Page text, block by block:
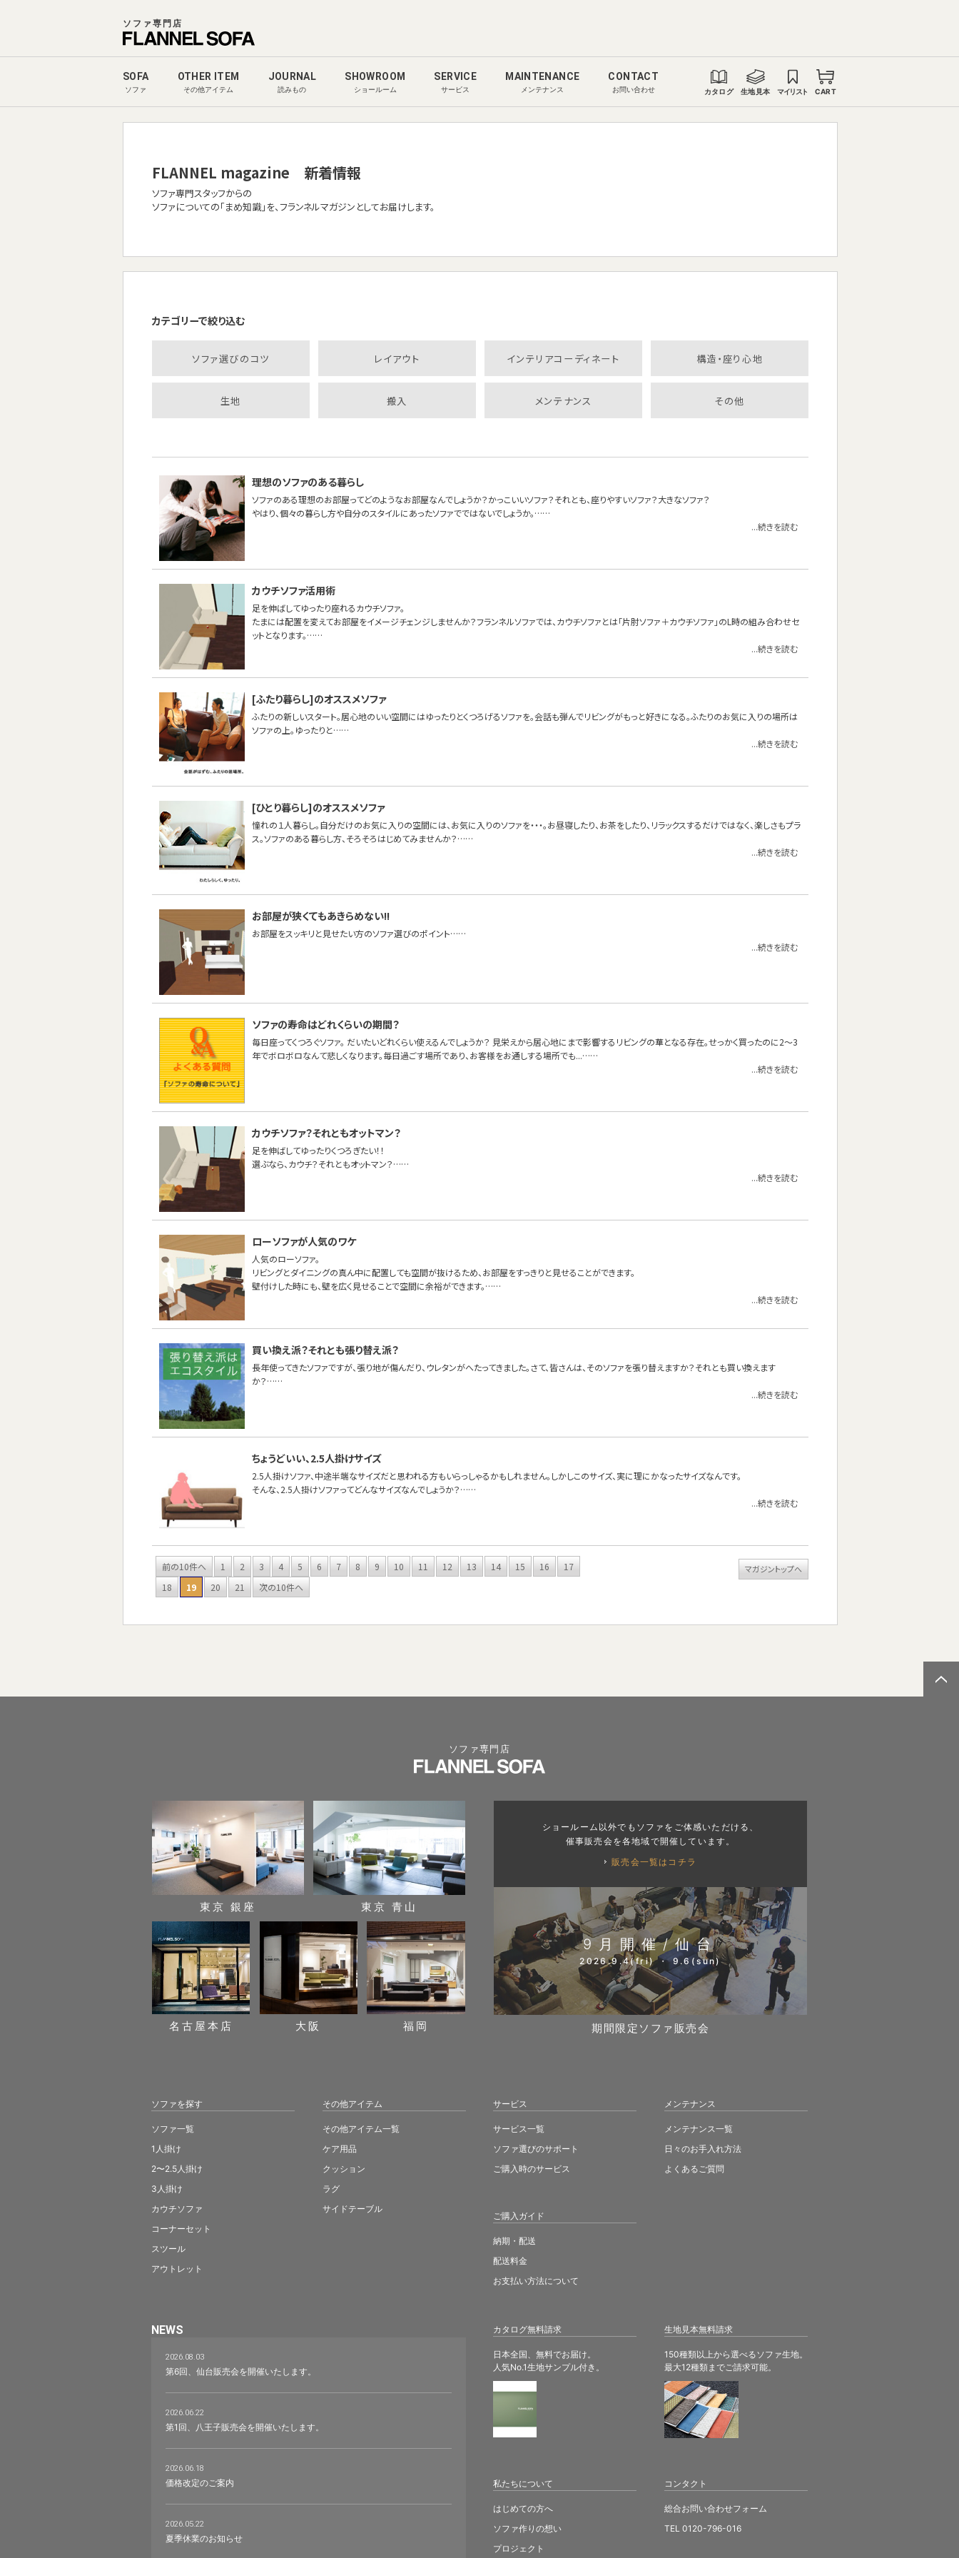
ソファ専門店
SOFA
ソファ
OTHER ITEM
その他アイテム
JOURNAL
読みもの
SHOWROOM
ショールーム
SERVICE
サービス
MAINTENANCE
メンテナンス
CONTACT
お問い合わせ カタログ 生地見本 マイリスト CART
FLANNEL magazine 新着情報
ソファ専門スタッフからの
ソファについての「まめ知識」を、フランネルマガジンとしてお届けします。
カテゴリーで絞り込む
ソファ選びのコツ レイアウト インテリアコーディネート 構造・座り心地
生地 搬入 メンテナンス その他
理想のソファのある暮らし
ソファのある理想のお部屋ってどのようなお部屋なんでしょうか？かっこいいソファ？それとも、座りやすいソファ？大きなソファ？
やはり、個々の暮らし方や自分のスタイルにあったソファでではないでしょうか。……
...続きを読む
カウチソファ活用術
足を伸ばしてゆったり座れるカウチソファ。
たまには配置を変えてお部屋をイメージチェンジしませんか？フランネルソファでは、カウチソファとは「片肘ソファ＋カウチソファ」のL時の組み合わせセ
ットとなります。……
...続きを読む
[ふたり暮らし]のオススメソファ
ふたりの新しいスタート。居心地のいい空間にはゆったりとくつろげるソファを。会話も弾んでリビングがもっと好きになる。ふたりのお気に入りの場所は
ソファの上。ゆったりと……
...続きを読む
[ひとり暮らし]のオススメソファ
憧れの１人暮らし。自分だけのお気に入りの空間には、お気に入りのソファを・・・。お昼寝したり、お茶をしたり、リラックスするだけではなく、楽しさもプラ
ス。ソファのある暮らし方、そろそろはじめてみませんか？……
...続きを読む
お部屋が狭くてもあきらめない!!
お部屋をスッキリと見せたい方のソファ選びのポイント……
...続きを読む
ソファの寿命はどれくらいの期間？
毎日座ってくつろぐソファ。 だいたいどれくらい使えるんでしょうか？ 見栄えから居心地にまで影響するリビングの華となる存在。せっかく買ったのに2～3
年でボロボロなんて悲しくなります。毎日過ごす場所であり、お客様をお通しする場所でも...……
...続きを読む
カウチソファ？それともオットマン？
足を伸ばしてゆったりくつろぎたい！！
選ぶなら、カウチ？それともオットマン？……
...続きを読む
ローソファが人気のワケ
人気のローソファ。
リビングとダイニングの真ん中に配置しても空間が抜けるため、お部屋をすっきりと見せることができます。
壁付けした時にも、壁を広く見せることで空間に余裕ができます。……
...続きを読む
買い換え派？それとも張り替え派？
長年使ってきたソファですが、張り地が傷んだり、ウレタンがへたってきました。さて、皆さんは、そのソファを張り替えますか？それとも買い換えます
か？……
...続きを読む
ちょうどいい、2.5人掛けサイズ
2.5人掛けソファ、中途半端なサイズだと思われる方もいらっしゃるかもしれません。しかしこのサイズ、実に理にかなったサイズなんです。
そんな、2.5人掛けソファってどんなサイズなんでしょうか？……
...続きを読む
前の10件へ 1 2 3 4 5 6 7 8 9 10 11 12 13 14 15 16
17
18
19 20 21 次の10件へ
マガジントップへ
ソファ専門店
カタログ無料請求
日本全国、無料でお届け。
人気No.1生地サンプル付き。
生地見本無料請求
150種類以上から選べるソファ生地。
最大12種類までご請求可能。
東京 銀座 東京 青山
名古屋本店 大阪 福岡
ショールーム以外でもソファをご体感いただける、
催事販売会を各地域で開催しています。
販売会一覧はコチラ
9月開催/仙台
2026.9.4(fri) ・ 9.6(sun)
期間限定ソファ販売会
ソファを探す
ソファ一覧
1人掛け
2〜2.5人掛け
3人掛け
カウチソファ
コーナーセット
スツール
アウトレット
その他アイテム
その他アイテム一覧
ケア用品
クッション
ラグ
サイドテーブル
サービス
サービス一覧
ソファ選びのサポート
ご購入時のサービス
ご購入ガイド
納期・配送
配送料金
お支払い方法について
メンテナンス
メンテナンス一覧
日々のお手入れ方法
よくあるご質問
NEWS
2026.08.03
第6回、仙台販売会を開催いたします。
2026.06.22
第1回、八王子販売会を開催いたします。
2026.06.18
価格改定のご案内
2026.05.22
夏季休業のお知らせ
私たちについて
はじめての方へ
ソファ作りの想い
プロジェクト
コンタクト
総合お問い合わせフォーム
TEL 0120-796-016